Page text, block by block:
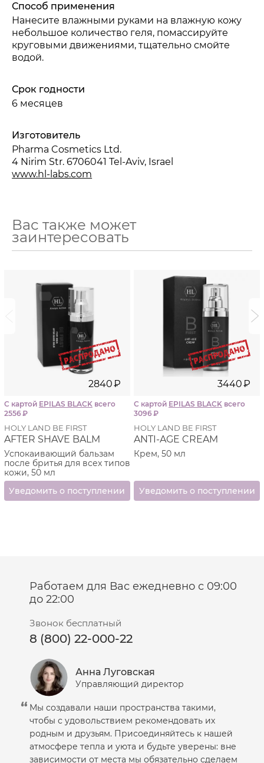
Способ применения
Нанесите влажными руками на влажную кожу
небольшое количество геля, помассируйте
круговыми движениями, тщательно смойте
водой.
Срок годности
6 месяцев
Изготовитель
Pharma Cosmetics Ltd.
4 Nirim Str. 6706041 Tel-Aviv, Israel
www.hl-labs.com
Вас также может
заинтересовать
i
2840₽
С картой EPILAS BLACKвсего
2556₽
HOLY LAND BE FIRST
AFTER SHAVE BALM
Успокаивающий бальзам
после бритья для всех типов
кожи, 50 мл
3440₽
С картой EPILAS BLACK всего
3096₽
HOLY LAND BE FIRST
ANTI-AGE CREAM
Крем, 50 мл
Работаем для Вас ежедневно с 09:00
до 22:00
Звонок бесплатный
8 (800) 22-000-22
Анна Луговская
Управляющий директор
Мы создавали наши пространства такими,
чтобы с удовольствием рекомендовать их
родным и друзьям. Присоединяйтесь к нашей
атмосфере тепла и уюта и будьте уверены: вне
зависимости от места мы обязательно сделаем